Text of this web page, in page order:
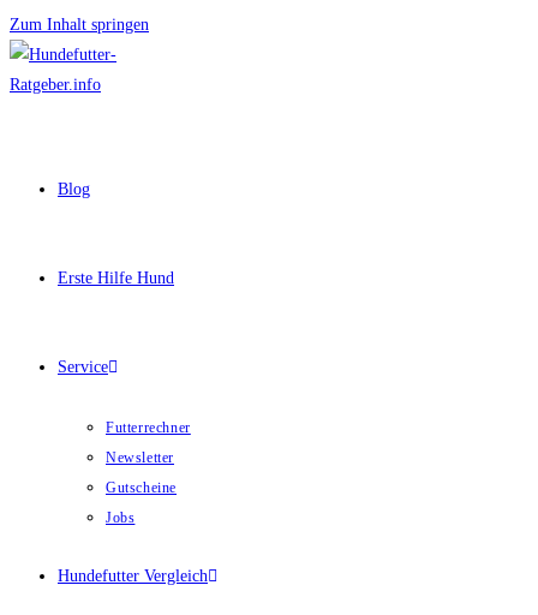
Zum Inhalt springen
Blog
Erste Hilfe Hund
Service
Futterrechner
Newsletter
Gutscheine
Jobs
Hundefutter Vergleich